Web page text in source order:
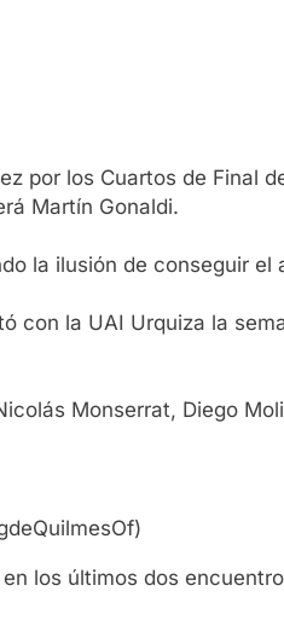
por los Cuartos de Final
Martín Gonaldi.
la ilusión de conseguir el
con la UAI Urquiza la
Monserrat, Diego
los últimos dos